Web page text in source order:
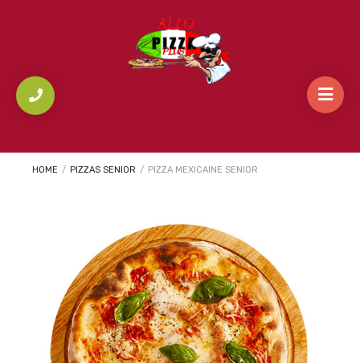
HOME / PIZZAS SENIOR / PIZZA MEXICAINE SENIOR